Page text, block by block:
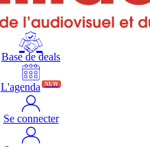
Base de deals
L'agenda NEW
Se connecter